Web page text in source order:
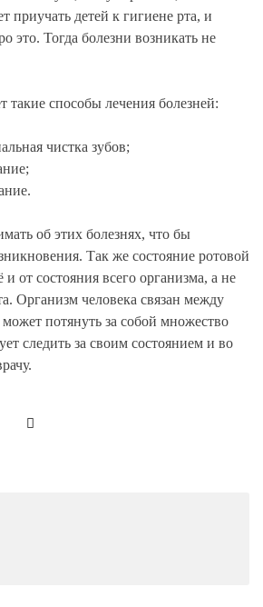
приучать детей к гигиене рта, и
это. Тогда болезни возникать не
такие способы лечения болезней:
чистка зубов;
об этих болезнях, что бы
Так же состояние ротовой
от состояния всего организма, а не
Организм человека связан между
потянуть за собой множество
следить за своим состоянием и во